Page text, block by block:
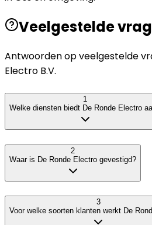
Veelgestelde
Antwoorden op veelgestelde
Electro B.V.
1
Welke diensten biedt De Ronde Electro
2
Waar is De Ronde Electro gevestigd?
3
Voor welke soorten klanten werkt De